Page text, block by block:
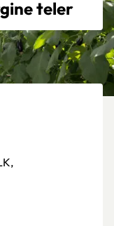
teler